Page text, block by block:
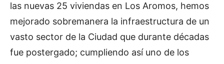
las nuevas 25 viviendas en Los Aromos, hemos
mejorado sobremanera la infraestructura de un
vasto sector de la Ciudad que durante décadas
fue postergado; cumpliendo así uno de los